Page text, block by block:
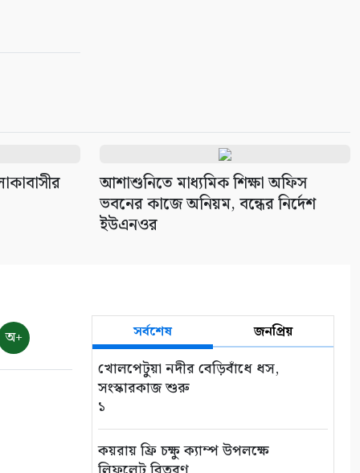
মায়ার গভীরতা
৯
আশাশুনিতে মাধ্যমিক শিক্ষা অফিস
ভবনের কাজে অনিয়ম, বন্ধের নির্দেশ
ইউএনওর
অ+ সর্বশেষ জনপ্রিয়
খোলপেটুয়া নদীর বেড়িবাঁধে ধস,
সংস্কারকাজ শুরু
১
কয়রায় ফ্রি চক্ষু ক্যাম্প উপলক্ষে